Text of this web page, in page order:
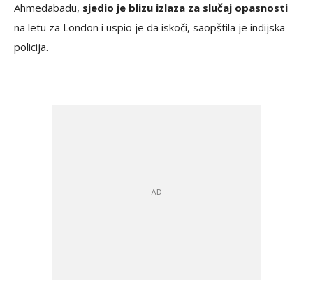
Ahmedabadu, sjedio je blizu izlaza za slučaj opasnosti
na letu za London i uspio je da iskoči, saopštila je indijska
policija.